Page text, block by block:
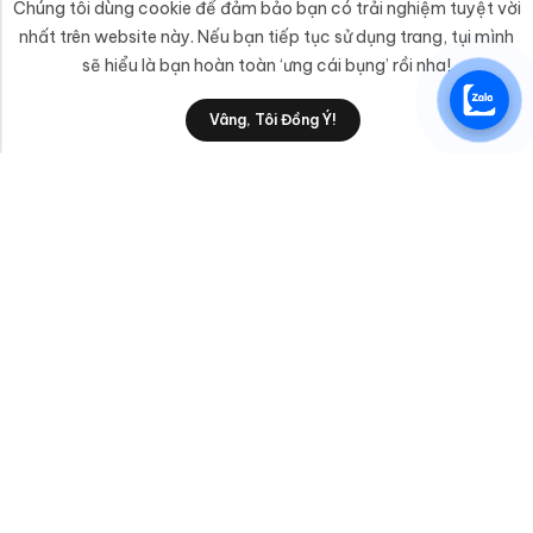
Chúng tôi dùng cookie để đảm bảo bạn có trải nghiệm tuyệt vời
nhất trên website này. Nếu bạn tiếp tục sử dụng trang, tụi mình
sẽ hiểu là bạn hoàn toàn ‘ưng cái bụng’ rồi nha!
Vâng, Tôi Đồng Ý!